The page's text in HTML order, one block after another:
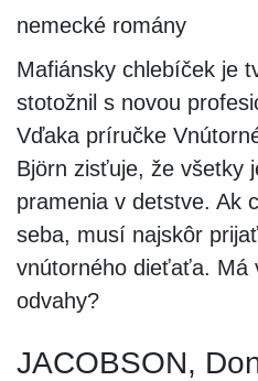
nemecké romány
Mafiánsky chlebíček je
stotožnil s novou
Vďaka príručke
Björn zisťuje, že všetky
pramenia v detstve. Ak
seba, musí najskôr
vnútorného dieťaťa. Má
odvahy?
JACOBSON,